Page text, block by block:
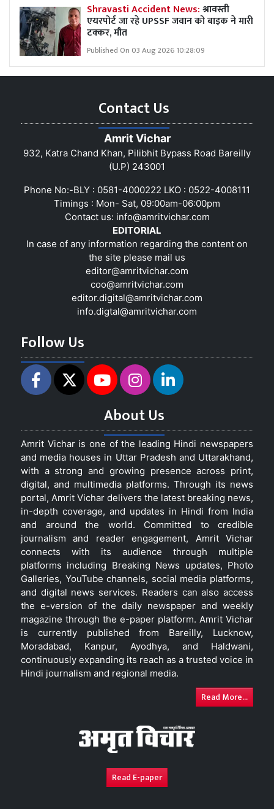
Shravasti Accident News:श्रावस्ती
एयरपोर्ट जा रहे UPSSF जवान को बाइक ने मारी
टक्कर, मौत
Published On 03 Aug 2026 10:28:09
Contact Us
Amrit Vichar
932, Katra Chand Khan, Pilibhit Bypass Road Bareilly
(U.P) 243001
Phone No:-BLY : 0581-4000222 LKO : 0522-4008111
Timings : Mon- Sat, 09:00am-06:00pm
Contact us: info@amritvichar.com
EDITORIAL
In case of any information regarding the content on
the site please mail us
editor@amritvichar.com
coo@amritvichar.com
editor.digital@amritvichar.com
info.digtal@amritvichar.com
Follow Us
About Us
Amrit Vichar is one of the leading Hindi newspapers
and media houses in Uttar Pradesh and Uttarakhand,
with a strong and growing presence across print,
digital, and multimedia platforms. Through its news
portal, Amrit Vichar delivers the latest breaking news,
in-depth coverage, and updates in Hindi from India
and around the world. Committed to credible
journalism and reader engagement, Amrit Vichar
connects with its audience through multiple
platforms including Breaking News updates, Photo
Galleries, YouTube channels, social media platforms,
and digital news services. Readers can also access
the e-version of the daily newspaper and weekly
magazine through the e-paper platform. Amrit Vichar
is currently published from Bareilly, Lucknow,
Moradabad, Kanpur, Ayodhya, and Haldwani,
continuously expanding its reach as a trusted voice in
Hindi journalism and regional media.
Read More...
Read E-paper